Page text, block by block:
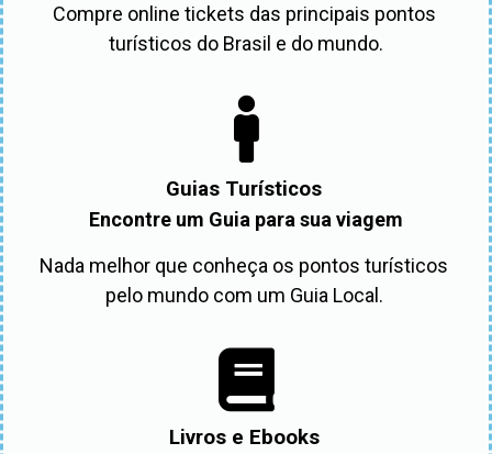
Compre online tickets das principais pontos
turísticos do Brasil e do mundo.
Guias Turísticos
Encontre um Guia para sua viagem
Nada melhor que conheça os pontos turísticos
pelo mundo com um Guia Local.
Livros e Ebooks